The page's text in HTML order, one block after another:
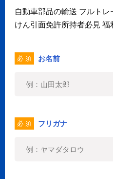
自動車部品の輸送 フルト
けん引面免許所持者必見 福
必 須 お名前
必 須 フリガナ